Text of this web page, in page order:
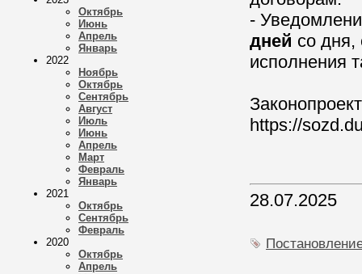
Октябрь
Июнь
Апрель
Январь
2022
Ноябрь
Октябрь
Сентябрь
Август
Июль
Июнь
Апрель
Март
Февраль
Январь
2021
Октябрь
Сентябрь
Февраль
2020
Октябрь
Апрель
-
дней со
исполнения
https://
28.07.2025